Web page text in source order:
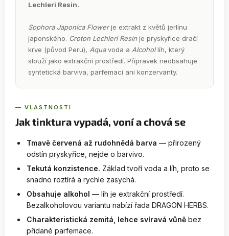
Lechleri Resin.
Sophora Japonica Flowerje extrakt z květů jerlínu
japonského. Croton Lechleri Resin je pryskyřice dračí
krve (původ Peru), Aquavoda a Alcohollíh, který
slouží jako extrakční prostředí. Přípravek neobsahuje
syntetická barviva, parfemaci ani konzervanty.
— VLASTNOSTI
Jak tinktura vypadá, voní a chová se
Tmavě červená až rudohnědá barva — přirozený
odstín pryskyřice, nejde o barvivo.
Tekutá konzistence. Základ tvoří voda a líh, proto se
snadno roztírá a rychle zasychá.
Obsahuje alkohol — líh je extrakční prostředí.
Bezalkoholovou variantu nabízí řada DRAGON HERBS.
Charakteristická zemitá, lehce svíravá vůně bez
přidané parfemace.